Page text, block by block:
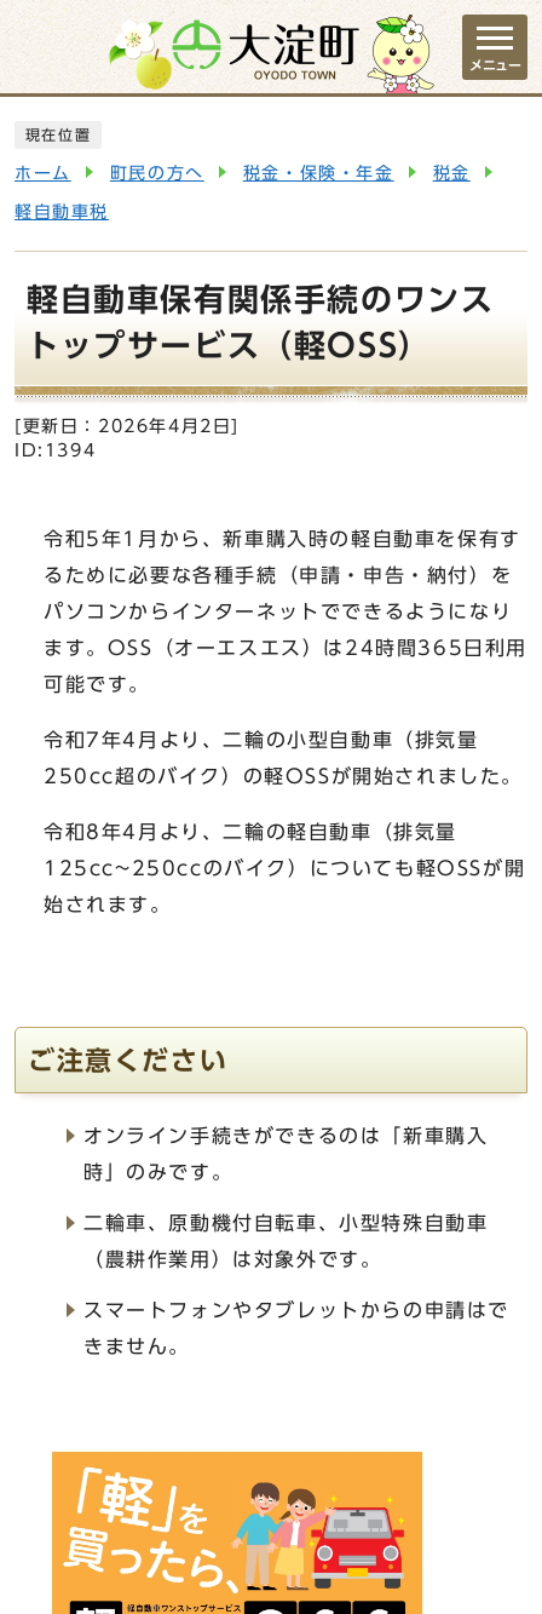
ページの先頭です
メニュー
現在位置
ホーム 町民の方へ 税金・保険・年金 税金
軽自動車税
軽自動車保有関係手続のワンス
トップサービス（軽OSS）
[更新日： 2026年4月2日
ID:1394
令和5年1月から、新車購入時の軽自動車を保有す
るために必要な各種手続（申請・申告・納付）を
パソコンからインターネットでできるようになり
ます。OSS（オーエスエス）は24時間365日利用
可能です。
令和7年4月より、二輪の小型自動車（排気量
250cc超のバイク）の軽OSSが開始されました。
令和8年4月より、二輪の軽自動車（排気量
125cc~250ccのバイク）についても軽OSSが開
始されます。
ご注意ください
オンライン手続きができるのは「新車購入
時」のみです。
二輪車、原動機付自転車、小型特殊自動車
（農耕作業用）は対象外です。
スマートフォンやタブレットからの申請はで
きません。